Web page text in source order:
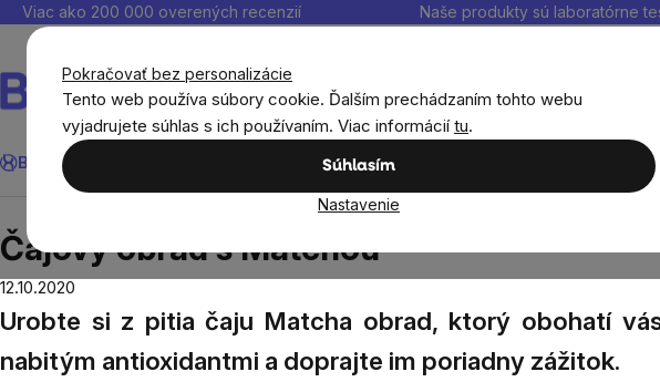
Pokračovať bez personalizácie
Tento web používa súbory cookie. Ďalším prechádzaním tohto webu
vyjadrujete súhlas s ich používaním. Viac informácií tu.
Súhlasím
Nastavenie
PrejsťViac ako 200 000 overených recenzií Naše produkty sú laboratórne
Doprava a
Hľadať
BrainMax® Výživové doplnky Muži
Čajový obrad s Matchou
Čajový obrad s Matchou
12.10.2020
Urobte si z pitia čaju Matcha obrad, ktorý obohatí
nabitým antioxidantmi a doprajte im poriadny zážitok.